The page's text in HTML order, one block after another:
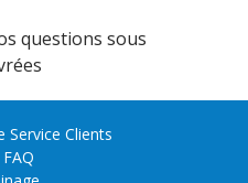
questions sous
Service Clients